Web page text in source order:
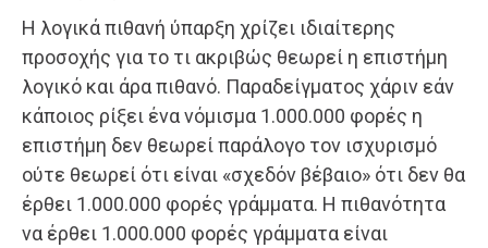
Η λογικά πιθανή ύπαρξη χρίζει ιδιαίτερης
προσοχής για το τι ακριβώς θεωρεί η επιστήμη
λογικό και άρα πιθανό. Παραδείγματος χάριν εάν
κάποιος ρίξει ένα νόμισμα 1.000.000 φορές η
επιστήμη δεν θεωρεί παράλογο τον ισχυρισμό
ούτε θεωρεί ότι είναι «σχεδόν βέβαιο» ότι δεν θα
έρθει 1.000.000 φορές γράμματα. Η πιθανότητα
να έρθει 1.000.000 φορές γράμματα είναι